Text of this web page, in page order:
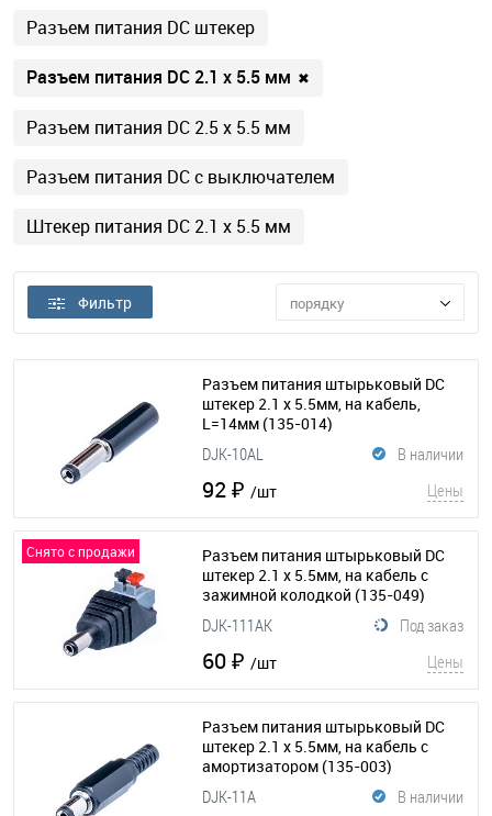
Разъем питания DC штекер
Разъем питания DC 2.1 х 5.5 мм ✖
Разъем питания DC 2.5 х 5.5 мм
Разъем питания DC с выключателем
Штекер питания DC 2.1 х 5.5 мм
Фильтр порядку
Разъем питания штырьковый DC
штекер 2.1 х 5.5мм, на кабель,
L=14мм (135-014)
В наличии
DJK-10AL
92 ₽ /шт Цены
Снято с продажи
Разъем питания штырьковый DC
штекер 2.1 х 5.5мм, на кабель с
зажимной колодкой (135-049)
Под заказ
DJK-111AK
60 ₽ /шт Цены
Разъем питания штырьковый DC
штекер 2.1 х 5.5мм, на кабель c
амортизатором (135-003)
В наличии
DJK-11A